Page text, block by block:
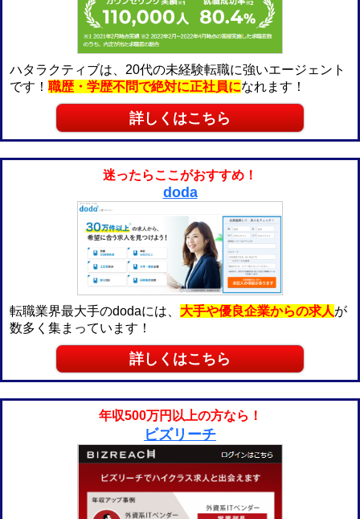
ハタラクティブは、20代の未経験転職に強いエージェント
です！ 職歴・学歴不問で絶対に正社員になれます！
詳しくはこちら
迷ったらここがおすすめ！
doda
転職業界最大手のdodaには、 大手や優良企業からの求人が
数多く集まっています！
詳しくはこちら
年収500万円以上の方なら！
ビズリーチ